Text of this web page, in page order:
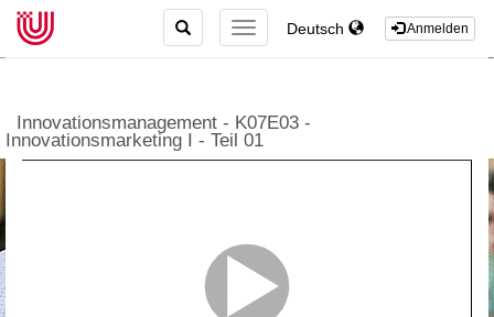
Anmelden
Deutsch
TOGGLE
NAVIGATION
TOGGLE
SEARCH
Innovationsmanagement - K07E03 -
Innovationsmarketing I - Teil 01